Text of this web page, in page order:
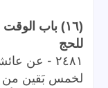
(١٦) باب
للحج
٢٤٨١ - عن
لخمس بَقين من